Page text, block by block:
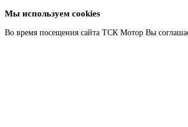
Мы используем cookies
Во время посещения сайта ТСК Мотор Вы